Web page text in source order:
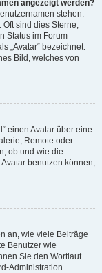
angezeigt werden?
stehen.
Oft sind dies Sterne,
Status im Forum
„Avatar“ bezeichnet.
Bild, welches von
einen Avatar über eine
Remote oder
ob und wie die
benutzen können,
an, wie viele Beiträge
Benutzer wie
Sie den Wortlaut
Administration